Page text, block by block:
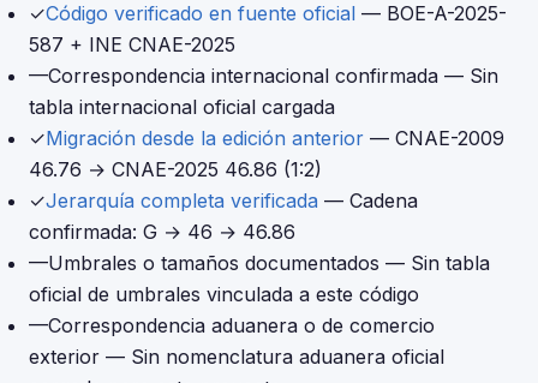
✓Código verificado en fuente oficial — BOE-A-2025-
587 + INE CNAE-2025
—Correspondencia internacional confirmada — Sin
tabla internacional oficial cargada
✓Migración desde la edición anterior — CNAE-2009
46.76 → CNAE-2025 46.86 (1:2)
✓Jerarquía completa verificada — Cadena
confirmada: G → 46 → 46.86
—Umbrales o tamaños documentados — Sin tabla
oficial de umbrales vinculada a este código
—Correspondencia aduanera o de comercio
exterior — Sin nomenclatura aduanera oficial